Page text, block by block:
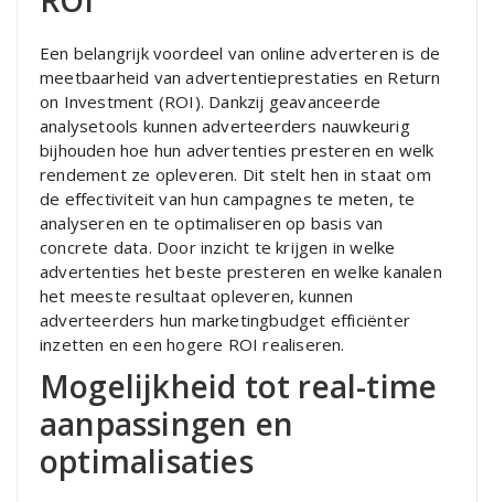
Een belangrijk voordeel van online adverteren is de
meetbaarheid van advertentieprestaties en Return
on Investment (ROI). Dankzij geavanceerde
analysetools kunnen adverteerders nauwkeurig
bijhouden hoe hun advertenties presteren en welk
rendement ze opleveren. Dit stelt hen in staat om
de effectiviteit van hun campagnes te meten, te
analyseren en te optimaliseren op basis van
concrete data. Door inzicht te krijgen in welke
advertenties het beste presteren en welke kanalen
het meeste resultaat opleveren, kunnen
adverteerders hun marketingbudget efficiënter
inzetten en een hogere ROI realiseren.
Mogelijkheid tot real-time
aanpassingen en
optimalisaties